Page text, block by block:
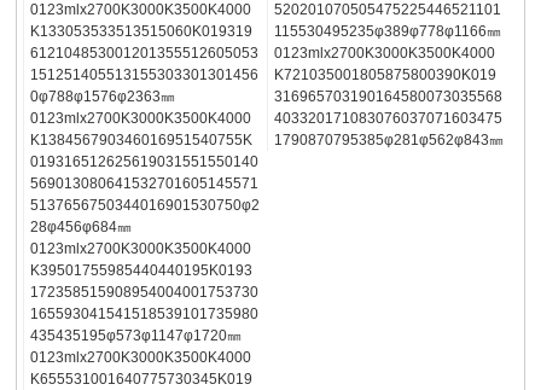
0123mlx2700K3000K3500K4000
K133053533513515060K019319
612104853001201355512605053
151251405513155303301301456
0φ788φ1576φ2363㎜
0123mlx2700K3000K3500K4000
K138456790346016951540755K
019316512625619031551550140
569013080641532701605145571
5137656750344016901530750φ2
28φ456φ684㎜
0123mlx2700K3000K3500K4000
K39501755985440440195K0193
172358515908954004001753730
165593041541518539101735980
435435195φ573φ1147φ1720㎜
0123mlx2700K3000K3500K4000
K655531001640775730345K019
520201070505475225446521101
115530495235φ389φ778φ1166㎜
0123mlx2700K3000K3500K4000
K721035001805875800390K019
316965703190164580073035568
403320171083076037071603475
1790870795385φ281φ562φ843㎜